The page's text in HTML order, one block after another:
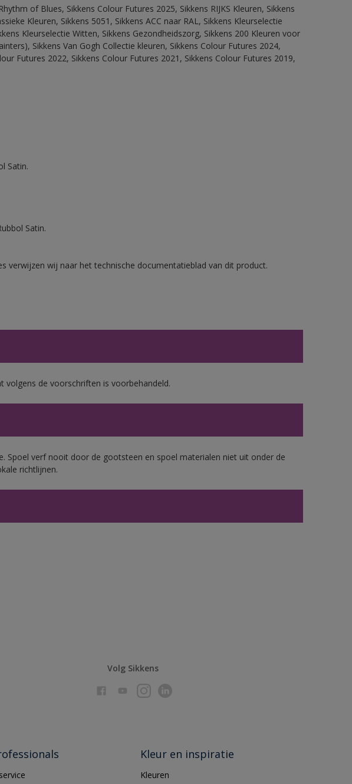
of Blues, Sikkens Colour Futures 2025, Sikkens RIJKS Kleuren, Sikkens
Kleuren, Sikkens 5051, Sikkens ACC naar RAL, Sikkens Kleurselectie
Kleurselectie Witten, Sikkens Gezondheidszorg, Sikkens 200 Kleuren voor
Sikkens Van Gogh Collectie kleuren, Sikkens Colour Futures 2024,
Futures 2022, Sikkens Colour Futures 2021, Sikkens Colour Futures 2019,
Satin.
Satin.
verwijzen wij naar het technische documentatieblad van dit product.
volgens de voorschriften is voorbehandeld.
Spoel verf nooit door de gootsteen en spoel materialen niet uit onder de
richtlijnen.
Volg Sikkens
Kleur en inspiratie
Kleuren